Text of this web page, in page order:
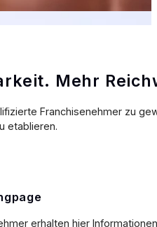
Mehr
Franchisenehmer zu
etablieren.
erhalten hier